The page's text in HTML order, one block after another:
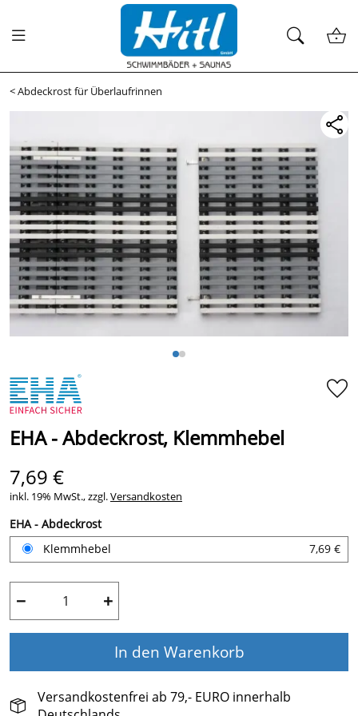
<Abdeckrost für Überlaufrinnen
EHA - Abdeckrost, Klemmhebel
7,69 €
inkl. 19% MwSt., zzgl.Versandkosten
EHA - Abdeckrost
Klemmhebel
7,69 €
− +
In den Warenkorb
Versandkostenfrei ab 79,- EURO innerhalb